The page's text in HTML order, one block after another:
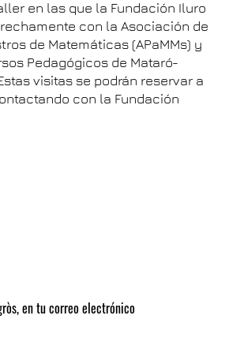
en las que la Fundación Iluro
con la Asociación de
de Matemáticas (APaMMs) y
Pedagógicos de Mataró-
visitas se podrán reservar a
con la Fundación
en tu correo electrónico